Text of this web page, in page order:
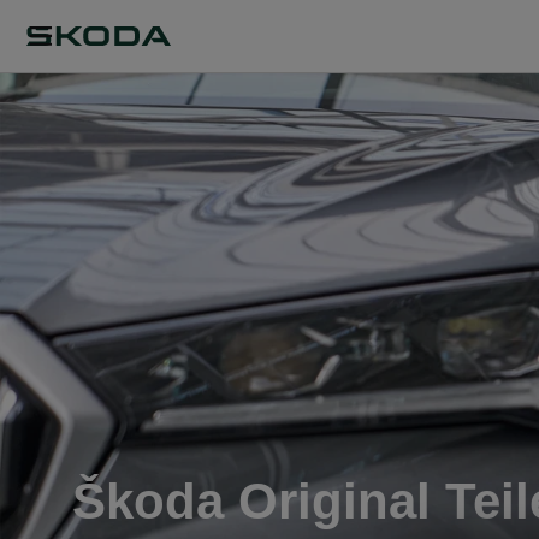
Škoda Original